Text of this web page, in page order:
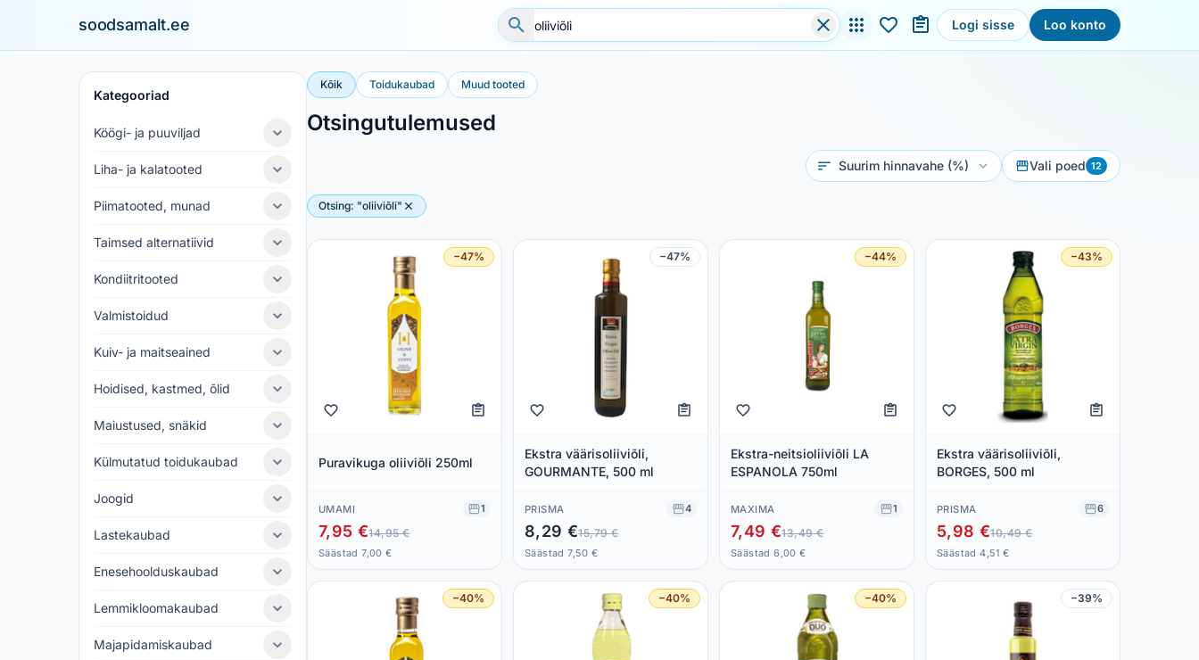
soodsamalt.ee Logi sisse Loo konto
Kategooriad
Köögi- ja puuviljad
Liha- ja kalatooted
Piimatooted, munad
Taimsed alternatiivid
Kondiitritooted
Valmistoidud
Kuiv- ja maitseained
Hoidised, kastmed, õlid
Maiustused, snäkid
Külmutatud toidukaubad
Joogid
Lastekaubad
Enesehoolduskaubad
Lemmikloomakaubad
Majapidamiskaubad
Kõik Toidukaubad Muud tooted
Otsingutulemused
Sorteeri Vali poed 12
Otsing: "oliiviõli"
−47%
Puravikuga oliiviõli 250ml
UMAMI 1
7,95 €14,95 €
Säästad 7,00 €
−47%
Ekstra väärisoliiviõli,
GOURMANTE, 500 ml
PRISMA 4
8,29 €15,79 €
Säästad 7,50 €
−44%
Ekstra-neitsioliiviõli LA
ESPANOLA 750ml
MAXIMA 1
7,49 €13,49 €
Säästad 6,00 €
−43%
Ekstra väärisoliiviõli,
BORGES, 500 ml
PRISMA 6
5,98 €10,49 €
Säästad 4,51 €
−40% −40% −40% −39%